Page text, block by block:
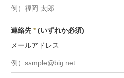
連絡先* (いずれか必須)
メールアドレス